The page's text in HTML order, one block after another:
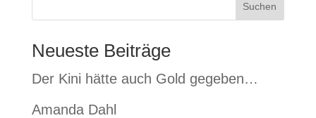
Suchen
Neueste Beiträge
Der Kini hätte auch Gold gegeben…
Amanda Dahl